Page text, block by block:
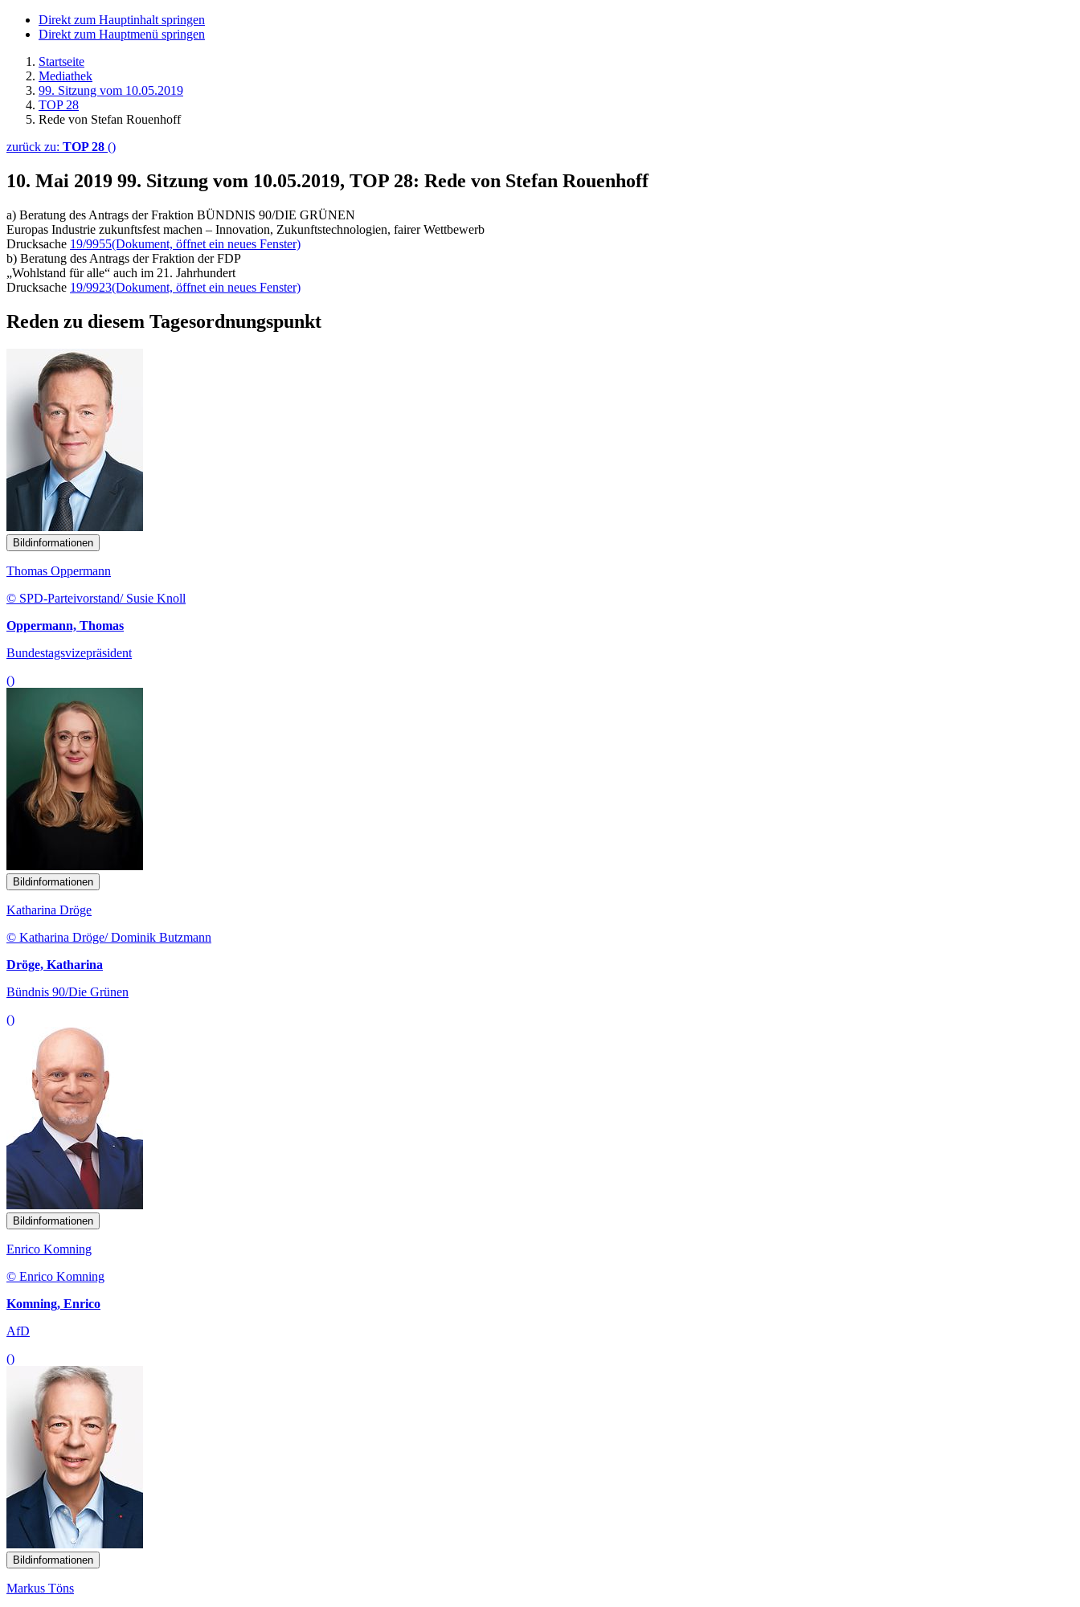
Direkt zum Hauptinhalt springen
Direkt zum Hauptmenü springen
Startseite
Mediathek
99. Sitzung vom 10.05.2019
TOP 28
Rede von Stefan Rouenhoff
zurück zu: TOP 28 ()
10. Mai 2019 99. Sitzung vom 10.05.2019, TOP 28: Rede von Stefan Rouenhoff
a) Beratung des Antrags der Fraktion BÜNDNIS 90/DIE GRÜNEN
Europas Industrie zukunftsfest machen – Innovation, Zukunftstechnologien, fairer Wettbewerb
Drucksache 19/9955(Dokument, öffnet ein neues Fenster)
b) Beratung des Antrags der Fraktion der FDP
„Wohlstand für alle“ auch im 21. Jahrhundert
Drucksache 19/9923(Dokument, öffnet ein neues Fenster)
Reden zu diesem Tagesordnungspunkt
Bildinformationen
Thomas Oppermann
© SPD-Parteivorstand/ Susie Knoll
Oppermann, Thomas
Bundestagsvizepräsident
()
Bildinformationen
Katharina Dröge
© Katharina Dröge/ Dominik Butzmann
Dröge, Katharina
Bündnis 90/Die Grünen
()
Bildinformationen
Enrico Komning
© Enrico Komning
Komning, Enrico
AfD
()
Bildinformationen
Markus Töns